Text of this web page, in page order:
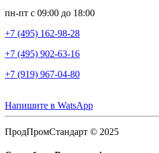
пн-пт с 09:00 до 18:00
+7 (495) 162-98-28
+7 (495) 902-63-16
+7 (919) 967-04-80
Напишите в WatsApp
ПродПромСтандарт © 2025